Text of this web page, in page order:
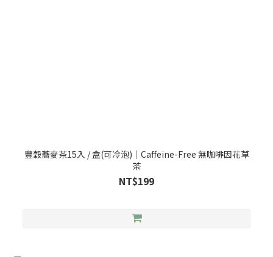
豐穀蕎麥茶15入 / 盒(可冷泡)｜Caffeine-Free 無咖啡因花草
茶
NT$199